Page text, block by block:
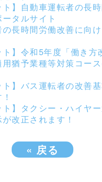
ト】自動車運転者の長
タルサイト
長時間労働改善に向
ト】令和5年度「働き方
猶予業種等対策コース
ト】バス運転者の改善
ト】タクシー・ハイヤ
改正されます！
« 戻る